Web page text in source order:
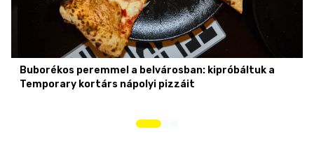
Buborékos peremmel a belvárosban: kipróbáltuk a
Temporary kortárs nápolyi pizzáit